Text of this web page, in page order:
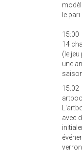
le
15:00
14
(le
une
15:02
avec